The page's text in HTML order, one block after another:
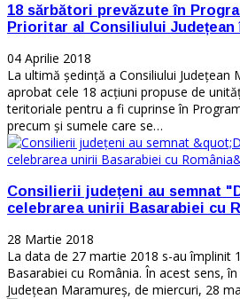
18 sărbători prevăzute în
Prioritar al Consiliului Județean
04 Aprilie 2018
La ultimă ședință a Consiliului Județean
aprobat cele 18 acțiuni propuse de
teritoriale pentru a fi cuprinse în
precum și sumele care se…
Consilierii județeni au semnat
celebrarea unirii Basarabiei cu
28 Martie 2018
La data de 27 martie 2018 s-au împlinit
Basarabiei cu România. În acest sens,
Județean Maramureș, de miercuri, 28